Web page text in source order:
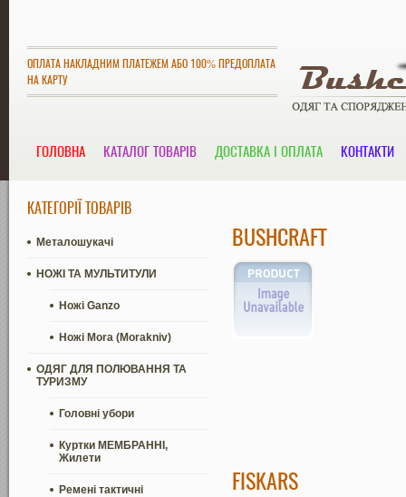
ОПЛАТА НАКЛАДНИМ ПЛАТЕЖЕМ АБО 100% ПРЕДОПЛАТА
НА КАРТУ
ГОЛОВНА КАТАЛОГ ТОВАРІВ ДОСТАВКА І ОПЛАТА КОНТАКТИ
КАТЕГОРІЇ ТОВАРІВ
Металошукачі
НОЖІ ТА МУЛЬТИТУЛИ
Ножі Ganzo
Ножі Mora (Morakniv)
ОДЯГ ДЛЯ ПОЛЮВАННЯ ТА
ТУРИЗМУ
Головні убори
Куртки МЕМБРАННІ,
Жилети
Ремені тактичні
BUSHCRAFT
FISKARS